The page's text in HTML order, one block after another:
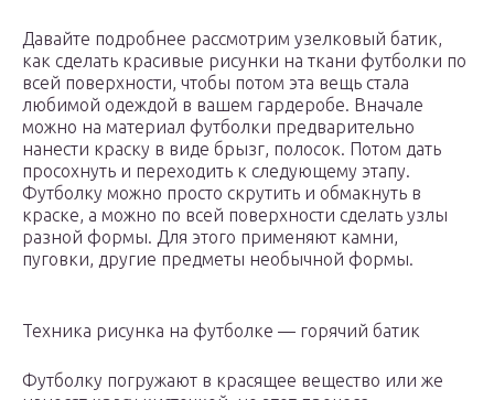
Давайте подробнее рассмотрим узелковый батик,
как сделать красивые рисунки на ткани футболки по
всей поверхности, чтобы потом эта вещь стала
любимой одеждой в вашем гардеробе. Вначале
можно на материал футболки предварительно
нанести краску в виде брызг, полосок. Потом дать
просохнуть и переходить к следующему этапу.
Футболку можно просто скрутить и обмакнуть в
краске, а можно по всей поверхности сделать узлы
разной формы. Для этого применяют камни,
пуговки, другие предметы необычной формы.
Техника рисунка на футболке — горячий батик
Футболку погружают в красящее вещество или же